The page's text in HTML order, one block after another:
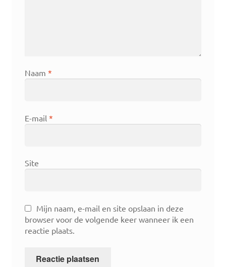
Naam *
E-mail *
Site
Mijn naam, e-mail en site opslaan in deze
browser voor de volgende keer wanneer ik een
reactie plaats.